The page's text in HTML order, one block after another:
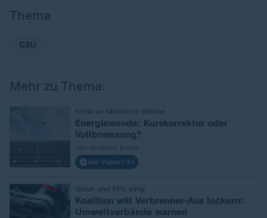
Thema
CSU
Mehr zu Thema:
Kritik an Ministerin Reiche
Energiewende: Kurskorrektur oder
Vollbremsung?
mit Video3:44
Union und SPD einig
:
Koalition will Verbrenner-Aus lockern:
Umweltverbände warnen